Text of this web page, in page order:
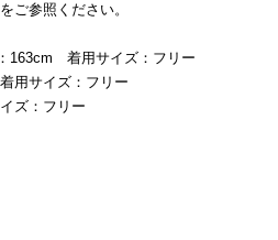
ご参照ください。
163cm 着用サイズ：フリー
用サイズ：フリー
ズ：フリー